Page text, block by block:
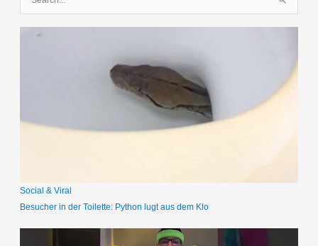
c
c
Social & Viral
Besucher in der Toilette: Python lugt aus dem Klo